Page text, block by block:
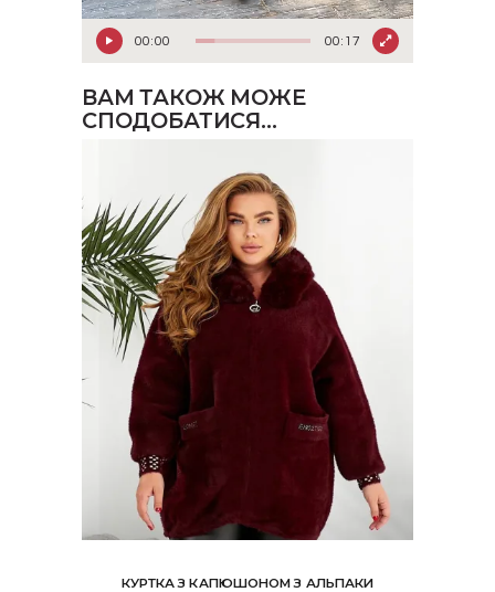
00:00 00:17
ВАМ ТАКОЖ МОЖЕ
СПОДОБАТИСЯ…
КУРТКА З КАПЮШОНОМ З АЛЬПАКИ